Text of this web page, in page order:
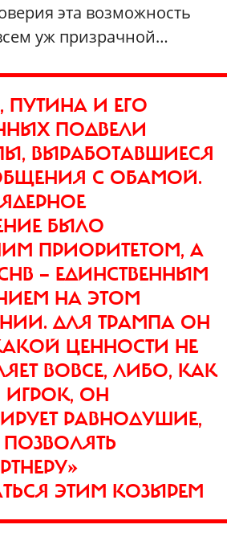
эта возможность
уж призрачной…
ПУТИНА И ЕГО
ПОДВЕЛИ
ВЫРАБОТАВШИЕСЯ
С ОБАМОЙ.
БЫЛО
ПРИОРИТЕТОМ, А
— ЕДИНСТВЕННЫМ
НА ЭТОМ
ДЛЯ ТРАМПА ОН
ЦЕННОСТИ НЕ
ВОВСЕ, ЛИБО, КАК
ОН
РАВНОДУШИЕ,
ЭТИМ КОЗЫРЕМ